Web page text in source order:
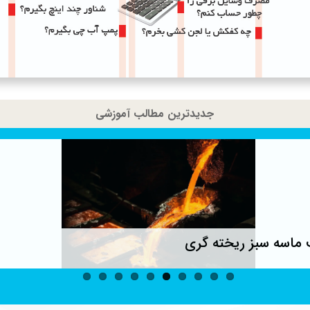
جدیدترین مطالب آموزشی
سبز ریخته گری